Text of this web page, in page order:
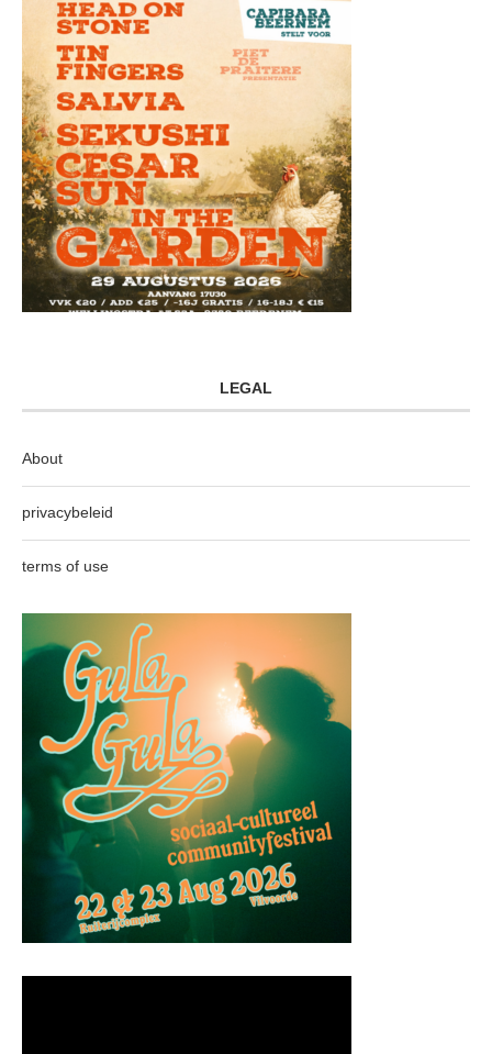
LEGAL
About
privacybeleid
terms of use